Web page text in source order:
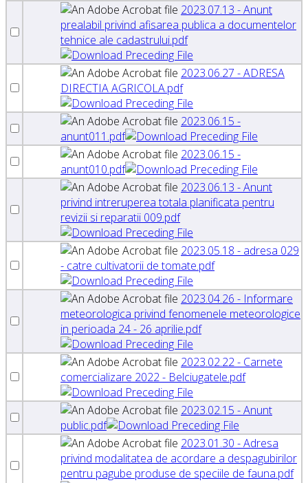
2023.07.13 - Anunt
prealabil privind afisarea publica a documentelor
tehnice ale cadastrului.pdf
2023.06.27 - ADRESA
DIRECTIA AGRICOLA.pdf
2023.06.15 -
anunt011.pdf
2023.06.15 -
anunt010.pdf
2023.06.13 - Anunt
privind intreruperea totala planificata pentru
revizii si reparatii 009.pdf
2023.05.18 - adresa 029
- catre cultivatorii de tomate.pdf
2023.04.26 - Informare
meteorologica privind fenomenele meteorologice
in perioada 24 - 26 aprilie.pdf
2023.02.22 - Carnete
comercializare 2022 - Belciugatele.pdf
2023.02.15 - Anunt
public.pdf
2023.01.30 - Adresa
privind modalitatea de acordare a despagubirilor
pentru pagube produse de speciile de fauna.pdf